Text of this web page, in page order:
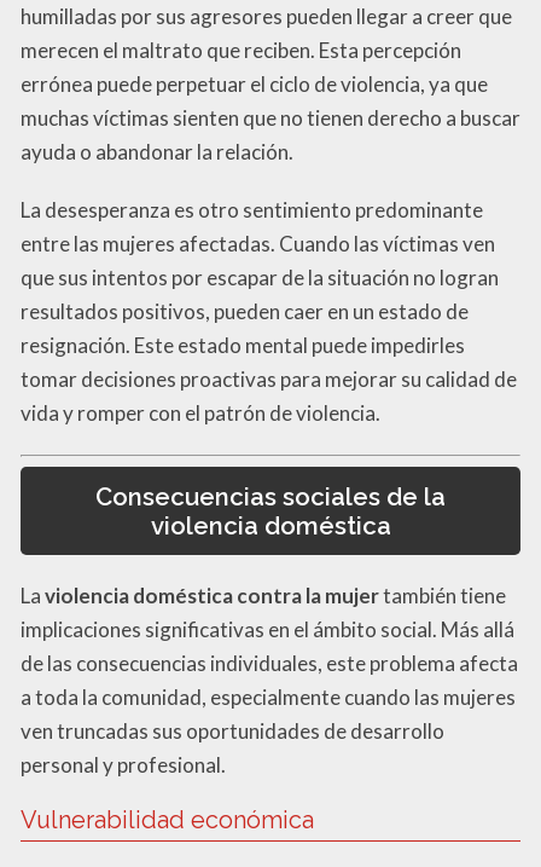
humilladas por sus agresores pueden llegar a creer que
merecen el maltrato que reciben. Esta percepción
errónea puede perpetuar el ciclo de violencia, ya que
muchas víctimas sienten que no tienen derecho a buscar
ayuda o abandonar la relación.
La desesperanza es otro sentimiento predominante
entre las mujeres afectadas. Cuando las víctimas ven
que sus intentos por escapar de la situación no logran
resultados positivos, pueden caer en un estado de
resignación. Este estado mental puede impedirles
tomar decisiones proactivas para mejorar su calidad de
vida y romper con el patrón de violencia.
Consecuencias sociales de la
violencia doméstica
Laviolencia doméstica contra la mujertambién tiene
implicaciones significativas en el ámbito social. Más allá
de las consecuencias individuales, este problema afecta
a toda la comunidad, especialmente cuando las mujeres
ven truncadas sus oportunidades de desarrollo
personal y profesional.
Vulnerabilidad económica